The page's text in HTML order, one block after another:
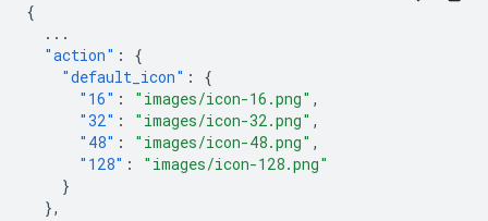
{
...
"action" :
{
"default_icon" :
{
"16" : "images/icon-16.png" ,
"32" : "images/icon-32.png" ,
"48" : "images/icon-48.png" ,
"128" :
"images/icon-128.png"
}
},